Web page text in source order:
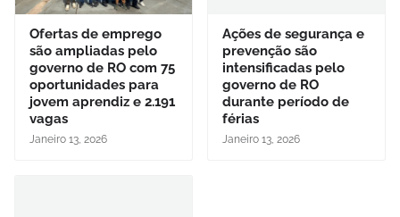
Ofertas de emprego
são ampliadas pelo
governo de RO com 75
oportunidades para
jovem aprendiz e 2.191
vagas
Janeiro 13, 2026
Ações de segurança e
prevenção são
intensificadas pelo
governo de RO
durante período de
férias
Janeiro 13, 2026